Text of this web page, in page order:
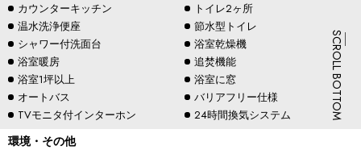
カウンターキッチン
トイレ2ヶ所
温水洗浄便座
節水型トイレ
シャワー付洗面台
浴室乾燥機
浴室暖房
追焚機能
浴室1坪以上
浴室に窓
オートバス
バリアフリー仕様
TVモニタ付インターホン
24時間換気システム
環境・その他
SCROLL BOTTOM